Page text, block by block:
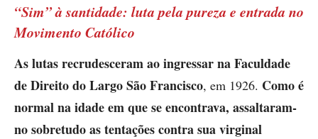
“Sim” à santidade: luta pela pureza e entrada no
Movimento Católico
As lutas recrudesceram ao ingressar na Faculdade
de Direito do Largo São Francisco, em 1926. Como é
normal na idade em que se encontrava, assaltaram-
no sobretudo as tentações contra sua virginal